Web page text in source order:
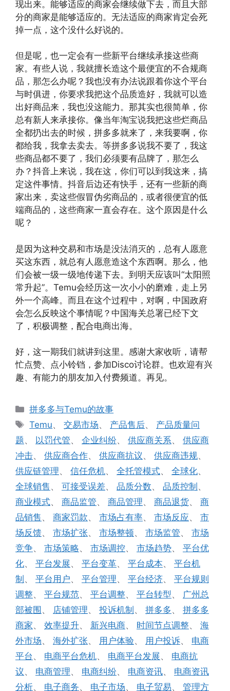
现出来。能够适应的商家会继续做下去，而且大部
分的商家是能够适应的。无法适应的商家肯定会死
掉一点，这个没什么好说的。
但是呢，也一定会有一些新平台继续承接这些商
家。有些人说，我就擅长造这个最便宜的不合规商
品，那怎么办呢？我也没有办法说跟着你这个平台
与时俱进，你要求我把这个品质造好，我就可以造
出好商品来，我也没这能力。那其实也很简单，你
总有新人来承接你。像当年淘宝说我把这些烂商品
全都扔出去的时候，拼多多就来了，来我要啊，你
都给我，我拿去卖去。等拼多多说我不要了，我这
些商品都不要了，我们必须要有品牌了，那怎么
办？抖音上来说，我在这，你们可以到我这来，搞
定这件事情。抖音后边还有快手，还有一些新的商
家出来，卖这些假冒伪劣商品的，或者很便宜的低
端商品的，这些商家一直会存在。这个原因是什么
呢？
是因为这种交易和市场是没法消灭的，总有人愿意
买这东西，就总有人愿意造这个东西啊。那么，他
们会被一级一级地传递下去。到明天应该叫“太阳照
常升起”。Temu会经历这一次小小的磨难，走上另
外一个高峰。而且在这个过程中，对啊，中国政府
会怎么反映这个事情呢？中国海关总署已经下文
了，积极调整，配合电商出海。
好，这一期我们就讲到这里。感谢大家收听，请帮
忙点赞、点小铃铛，参加Disco讨论群。也欢迎有兴
趣、有能力的朋友加入付费频道。再见。
分
类
拼多多与Temu的故事
标
签
Temu、交易市场、 产品售后、 产品质量问
题、 以罚代管、 企业纠纷、 供应商关系、 供应商
冲击、 供应商合作、 供应商抗议 、 供应商违规、
供应链管理、 信任危机、 全托管模式、 全球化、
全球销售 、 可接受误差、 品质分数、 品质控制 、
商业模式、 商品监管、 商品管理、 商品退货、 商
品销售 、 商家罚款、 市场占有率、 市场反应、 市
场反馈、 市场扩张、 市场整顿、 市场监管、 市场
竞争、 市场策略、 市场调控、 市场趋势、 平台优
化、 平台发展、 平台变革、 平台成本、 平台机
制 、 平台用户、 平台管理、 平台经济、 平台规则
调整、 平台规范、 平台调整、 平台转型、 广州总
部被围 、 店铺管理、 投诉机制 、 拼多多 、 拼多多
商家、 效率提升、 新兴电商、 时间节点调整、 海
外市场、 海外扩张、 用户体验、 用户投诉、 电商
平台 、 电商平台危机、 电商平台发展、 电商抗
议 、 电商管理、 电商纠纷、 电商资讯、 电商资讯
分析、 电子商务、 电子市场、 电子贸易、 管理方